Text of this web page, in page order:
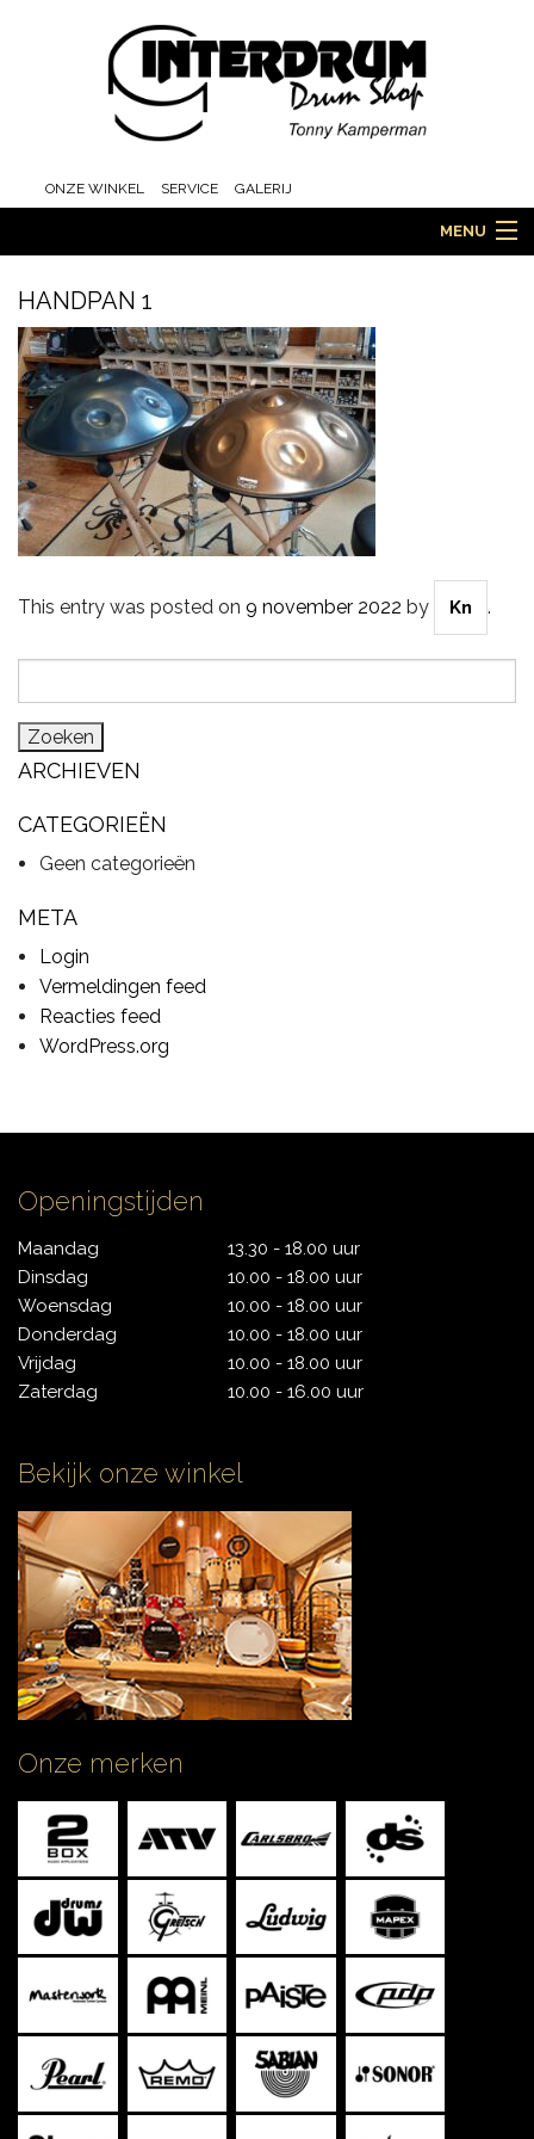
ONZE WINKEL SERVICE GALERIJ
MENU
HOME
DRUMS
ORCHESTRA EN MARCHING
ONLINE SALE
DRUMSCHOOL
HANDPAN 1
This entry was posted on 9 november 2022 by Kn .
ARCHIEVEN
CATEGORIEËN
Geen categorieën
META
Login
Vermeldingen feed
Reacties feed
WordPress.org
Openingstijden
Maandag
Dinsdag
Woensdag
Donderdag
Vrijdag
Zaterdag
13.30 - 18.00 uur
10.00 - 18.00 uur
10.00 - 18.00 uur
10.00 - 18.00 uur
10.00 - 18.00 uur
10.00 - 16.00 uur
Bekijk onze winkel
Onze merken